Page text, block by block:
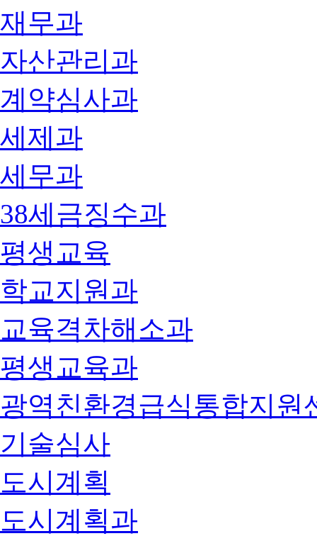
재무과
자산관리과
계약심사과
세제과
세무과
38세금징수과
평생교육
학교지원과
교육격차해소과
평생교육과
광역친환경급식통합지원
기술심사
도시계획
도시계획과